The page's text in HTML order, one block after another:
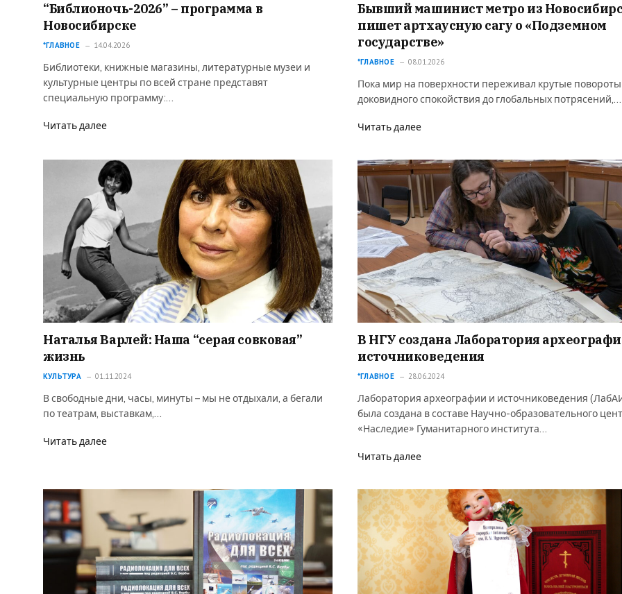
“Библионочь-2026” – программа в
Новосибирске
*ГЛАВНОЕ 14.04.2026
Библиотеки, книжные магазины, литературные музеи и
культурные центры по всей стране представят
специальную программу:…
Читать далее
Бывший машинист метро из
пишет артхаусную сагу о «Подземном
государстве»
*ГЛАВНОЕ 08.01.2026
Пока мир на поверхности переживал крутые
доковидного спокойствия до глобальных потрясений,…
Читать далее
Наталья Варлей: Наша “серая совковая”
жизнь
КУЛЬТУРА 01.11.2024
В свободные дни, часы, минуты – мы не отдыхали, а бегали
по театрам, выставкам,…
Читать далее
В НГУ создана Лаборатория
источниковедения
*ГЛАВНОЕ 28.06.2024
Лаборатория археографии и источниковедения
была создана в составе Научно-образовательного
«Наследие» Гуманитарного института…
Читать далее